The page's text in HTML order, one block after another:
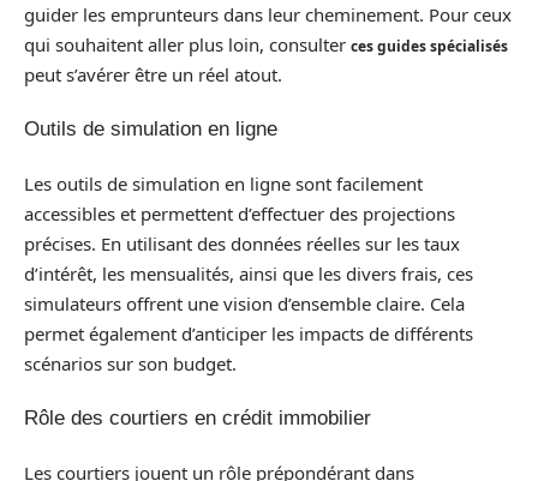
guider les emprunteurs dans leur cheminement. Pour ceux
qui souhaitent aller plus loin, consulter ces guides spécialisés
peut s’avérer être un réel atout.
Outils de simulation en ligne
Les outils de simulation en ligne sont facilement
accessibles et permettent d’effectuer des projections
précises. En utilisant des données réelles sur les taux
d’intérêt, les mensualités, ainsi que les divers frais, ces
simulateurs offrent une vision d’ensemble claire. Cela
permet également d’anticiper les impacts de différents
scénarios sur son budget.
Rôle des courtiers en crédit immobilier
Les courtiers jouent un rôle prépondérant dans